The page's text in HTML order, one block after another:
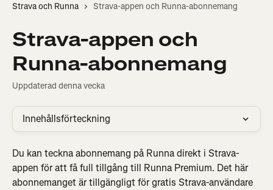
Strava och Runna
Strava-appen och Runna-abonnemang
Strava-appen och
Runna-abonnemang
Uppdaterad denna vecka
Innehållsförteckning
Du kan teckna abonnemang på Runna direkt i Strava-
appen för att få full tillgång till Runna Premium. Det här
abonnemanget är tillgängligt för gratis Strava-användare